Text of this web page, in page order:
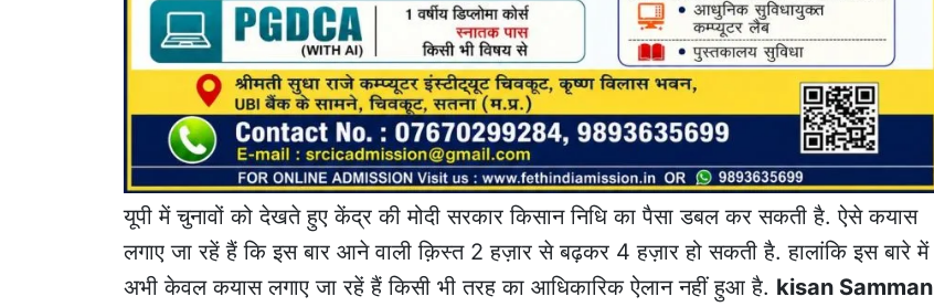
यूपी में चुनावों को देखते हुए केंद्र की मोदी सरकार किसान निधि का पैसा डबल कर सकती है. ऐसे कयास
लगाए जा रहें हैं कि इस बार आने वाली क़िस्त 2 हज़ार से बढ़कर 4 हज़ार हो सकती है. हालांकि इस बारे में
अभी केवल कयास लगाए जा रहें हैं किसी भी तरह का आधिकारिक ऐलान नहीं हुआ है. kisan Samman